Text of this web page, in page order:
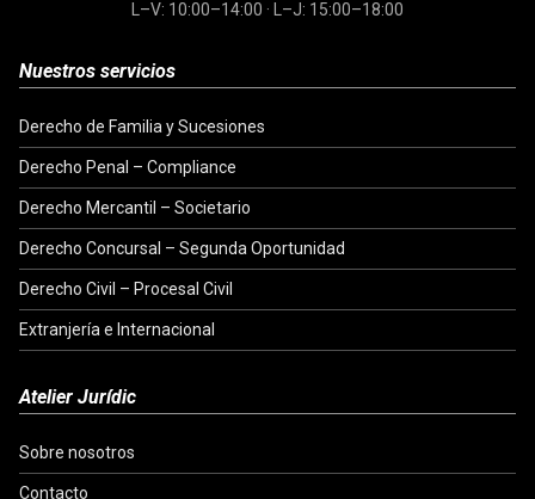
L–V: 10:00–14:00 · L–J: 15:00–18:00
Nuestros servicios
Derecho de Familia y Sucesiones
Derecho Penal – Compliance
Derecho Mercantil – Societario
Derecho Concursal – Segunda Oportunidad
Derecho Civil – Procesal Civil
Extranjería e Internacional
Atelier Jurídic
Sobre nosotros
Contacto